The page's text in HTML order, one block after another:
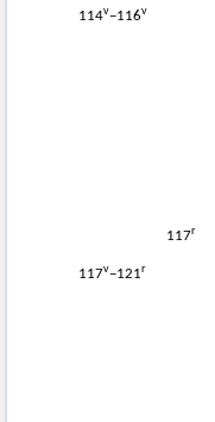
114v−116v
117r
117v−121r